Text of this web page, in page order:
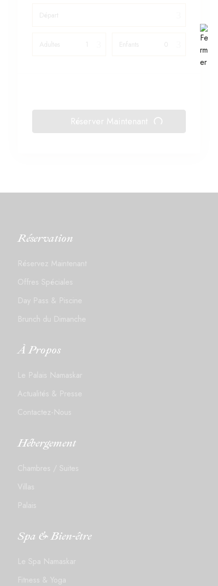
Réserver Maintenant
Réservation
Réservez Maintenant
Offres Spéciales
Day Pass & Piscine
Brunch du Dimanche
À Propos
Le Palais Namaskar
Actualités & Presse
Contactez-Nous
Hébergement
Chambres / Suites
Villas
Palais
Spa & Bien-être
Le Spa Namaskar
Fitness & Yoga